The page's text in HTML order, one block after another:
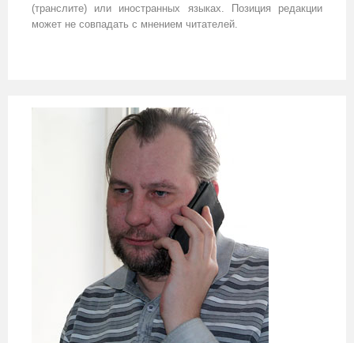
(транслите) или иностранных языках. Позиция редакции
может не совпадать с мнением читателей.